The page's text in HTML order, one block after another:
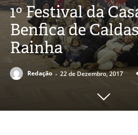
1º Festival da
Benfica de
Rainha
Redação - 22 de Dezembro, 2017